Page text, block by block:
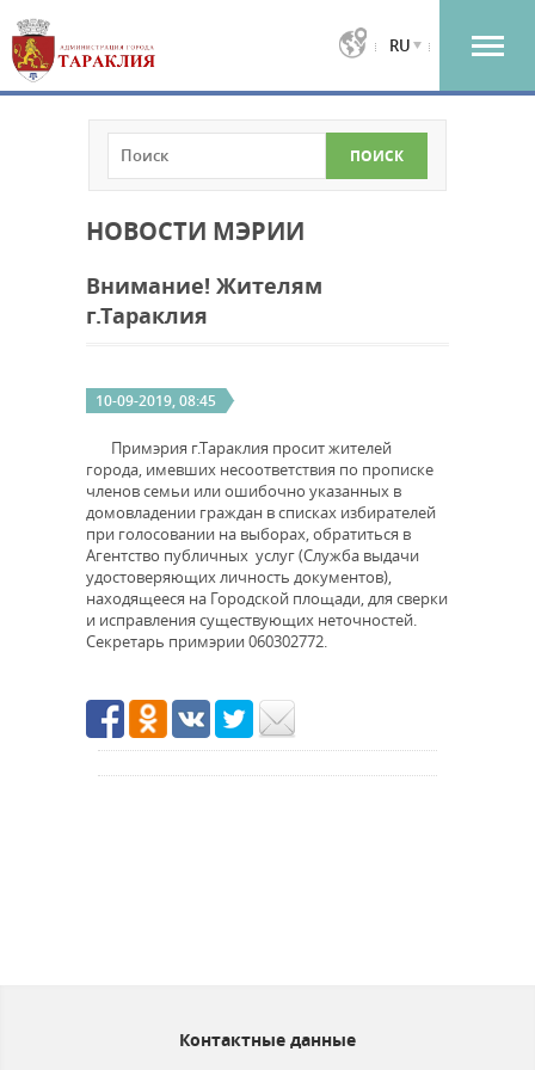
RU
НОВОСТИ МЭРИИ
Внимание! Жителям
г.Тараклия
10-09-2019, 08:45
Примэрия г.Тараклия просит жителей
города, имевших несоответствия по прописке
членов семьи или ошибочно указанных в
домовладении граждан в списках избирателей
при голосовании на выборах, обратиться в
Агентство публичных услуг (Служба выдачи
удостоверяющих личность документов),
находящееся на Городской площади, для сверки
и исправления существующих неточностей.
Секретарь примэрии 060302772.
Контактные данные